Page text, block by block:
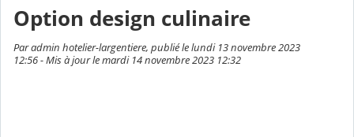
Option design culinaire
Par admin hotelier-largentiere, publié le lundi 13 novembre 2023
12:56 - Mis à jour le mardi 14 novembre 2023 12:32